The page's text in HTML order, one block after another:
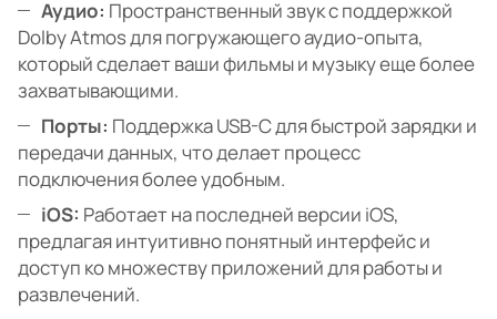
Аудио: Пространственный звук с поддержкой
Dolby Atmos для погружающего аудио-опыта,
который сделает ваши фильмы и музыку еще более
захватывающими.
Порты: Поддержка USB-C для быстрой зарядки и
передачи данных, что делает процесс
подключения более удобным.
iOS: Работает на последней версии iOS,
предлагая интуитивно понятный интерфейс и
доступ ко множеству приложений для работы и
развлечений.